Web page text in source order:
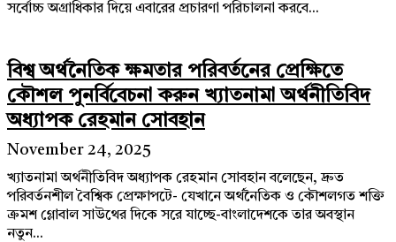
সর্বোচ্চ অগ্রাধিকার দিয়ে এবারের প্রচারণা পরিচালনা করবে...
বিশ্ব অর্থনৈতিক ক্ষমতার পরিবর্তনের প্রেক্ষিতে
কৌশল পুনর্বিবেচনা করুন খ্যাতনামা অর্থনীতিবিদ
অধ্যাপক রেহমান সোবহান
November 24, 2025
খ্যাতনামা অর্থনীতিবিদ অধ্যাপক রেহমান সোবহান বলেছেন, দ্রুত
পরিবর্তনশীল বৈশ্বিক প্রেক্ষাপটে- যেখানে অর্থনৈতিক ও কৌশলগত শক্তি
ক্রমশ গ্লোবাল সাউথের দিকে সরে যাচ্ছে-বাংলাদেশকে তার অবস্থান
নতুন...